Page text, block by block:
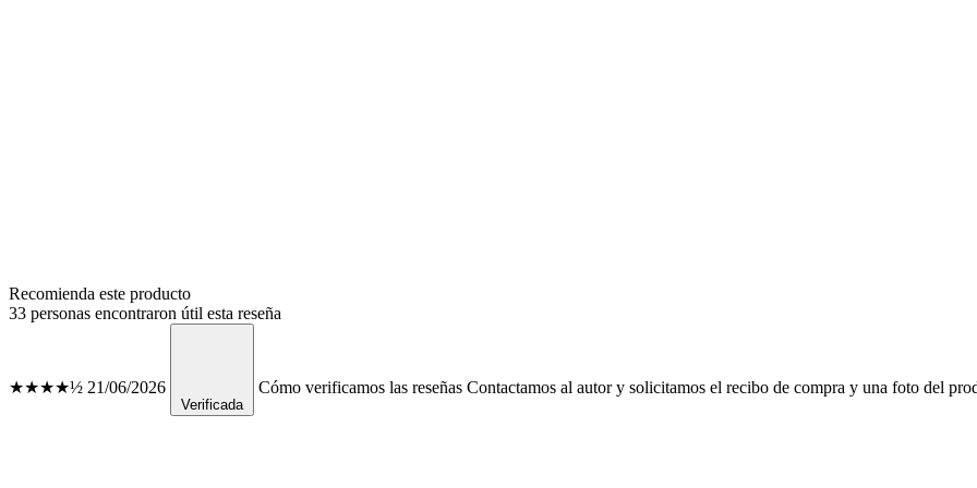
Recomienda este producto
33 personas encontraron útil esta reseña
★★★★½ 21/06/2026
Verificada
Cómo verificamos las reseñas Contactamos al autor y solicitamos el recibo de compra y una foto del